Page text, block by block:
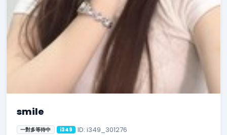
smile
一對多等待中 i349 ID: i349_301276